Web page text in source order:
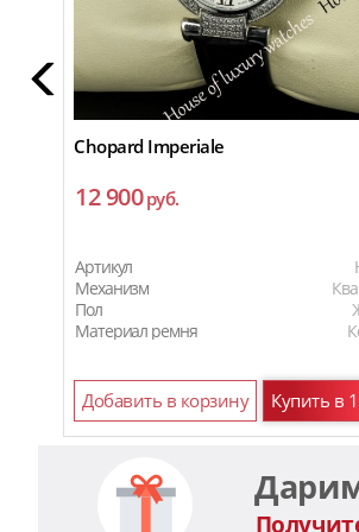
Chopard Imperiale
12 900руб.
Артикул
Механизм
Пол
Материал ремня
Добавить в корзину Купить в